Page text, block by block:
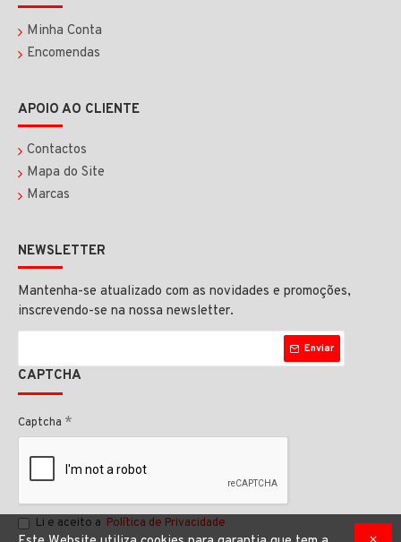
Minha Conta
Encomendas
APOIO AO CLIENTE
Contactos
Mapa do Site
Marcas
NEWSLETTER
Mantenha-se atualizado com as novidades e promoções,
inscrevendo-se na nossa newsletter.
Enviar
CAPTCHA
Captcha
Li e aceito a Política de Privacidade